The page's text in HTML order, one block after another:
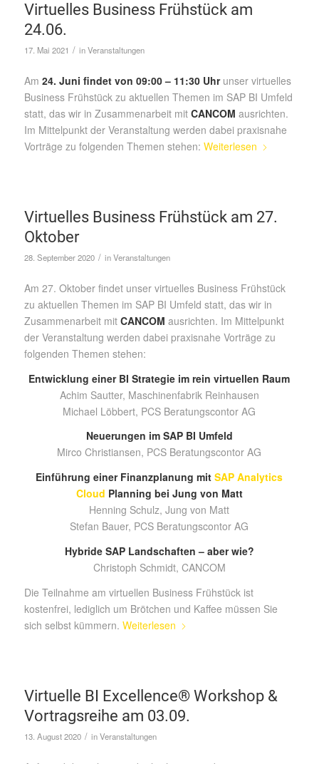
Virtuelles Business Frühstück am
24.06.
17. Mai 2021 / inVeranstaltungen
Am 24. Juni findet von 09:00 – 11:30 Uhrunser virtuelles
Business Frühstück zu aktuellen Themen im SAP BI Umfeld
statt, das wir in Zusammenarbeit mit CANCOM ausrichten.
Im Mittelpunkt der Veranstaltung werden dabei praxisnahe
Vorträge zu folgenden Themen stehen: Weiterlesen
Virtuelles Business Frühstück am 27.
Oktober
28. September 2020 / inVeranstaltungen
Am 27. Oktober findet unser virtuelles Business Frühstück
zu aktuellen Themen im SAP BI Umfeld statt, das wir in
Zusammenarbeit mit CANCOM ausrichten. Im Mittelpunkt
der Veranstaltung werden dabei praxisnahe Vorträge zu
folgenden Themen stehen:
Entwicklung einer BI Strategie im rein virtuellen Raum
Achim Sautter, Maschinenfabrik Reinhausen
Michael Löbbert, PCS Beratungscontor AG
Neuerungen im SAP BI Umfeld
Mirco Christiansen, PCS Beratungscontor AG
Einführung einer Finanzplanung mitSAP Analytics
Cloud Planning bei Jung von Matt
Henning Schulz, Jung von Matt
Stefan Bauer, PCS Beratungscontor AG
Hybride SAP Landschaften – aber wie?
Christoph Schmidt, CANCOM
Die Teilnahme am virtuellen Business Frühstück ist
kostenfrei, lediglich um Brötchen und Kaffee müssen Sie
sich selbst kümmern. Weiterlesen
Virtuelle BI Excellence® Workshop &
Vortragsreihe am 03.09.
13. August 2020 / inVeranstaltungen